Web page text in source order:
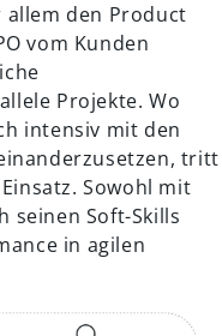
den Product
vom Kunden
Projekte. Wo
intensiv mit den
tritt
Sowohl mit
seinen Soft-Skills
in agilen